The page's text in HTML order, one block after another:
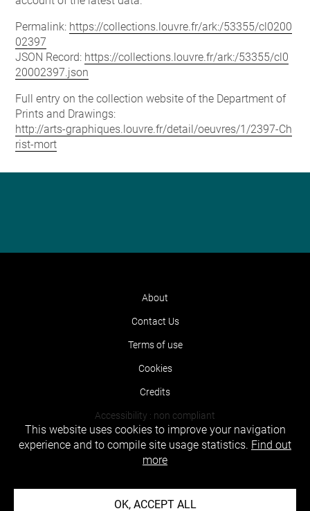
Permalink: https://collections.louvre.fr/ark:/53355/cl0200
02397
JSON Record: https://collections.louvre.fr/ark:/53355/cl0
20002397.json
Full entry on the collection website of the Department of
Prints and Drawings:
http://arts-graphiques.louvre.fr/detail/oeuvres/1/2397-Ch
rist-mort
About
Contact Us
Terms of use
Cookies
Credits
Accessibility : non compliant
This website uses cookies to improve your navigation
experience and to compile site usage statistics. Find out
more
OK, ACCEPT ALL